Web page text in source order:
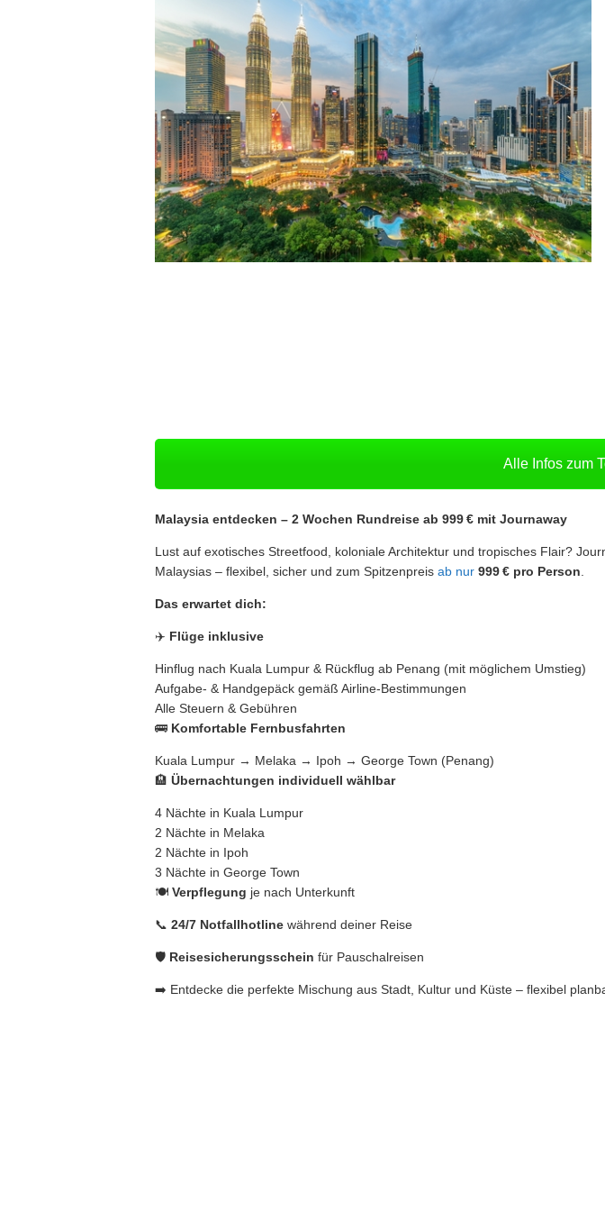
Alle Infos zum
Malaysia entdecken – 2 Wochen Rundreise ab 999 € mit Journaway
Lust auf exotisches Streetfood, koloniale Architektur und tropisches Flair?
Malaysias – flexibel, sicher und zum Spitzenpreis ab nur 999 € pro Person
Das erwartet dich:
✈️ Flüge inklusive
Hinflug nach Kuala Lumpur & Rückflug ab Penang (mit möglichem Umstieg)
Aufgabe- & Handgepäck gemäß Airline-Bestimmungen
Alle Steuern & Gebühren
🚌 Komfortable Fernbusfahrten
Kuala Lumpur → Melaka → Ipoh → George Town (Penang)
🏨 Übernachtungen individuell wählbar
4 Nächte in Kuala Lumpur
2 Nächte in Melaka
2 Nächte in Ipoh
3 Nächte in George Town
🍽️ Verpflegung je nach Unterkunft
📞 24/7 Notfallhotline während deiner Reise
🛡️ Reisesicherungsschein für Pauschalreisen
➡️ Entdecke die perfekte Mischung aus Stadt, Kultur und Küste – flexibel